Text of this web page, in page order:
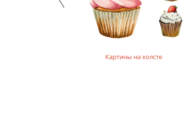
На холсте
Плотный материал с фактурой
солнечного света.
На твердом основании
Картины на холсте